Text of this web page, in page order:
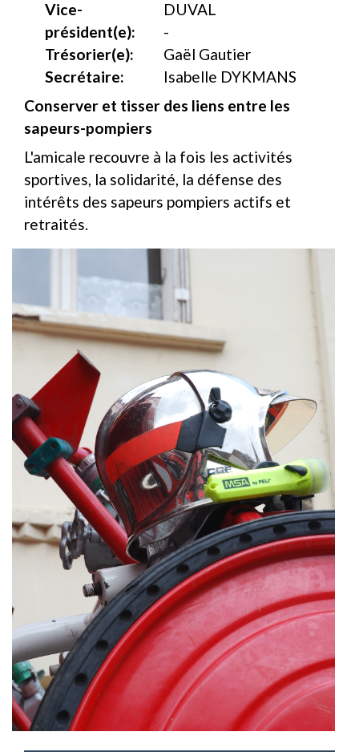
Vice-
président(e):
Trésorier(e):
Secrétaire:
DUVAL
-
Gaël Gautier
Isabelle DYKMANS
Conserver et tisser des liens entre les
sapeurs-pompiers
L'amicale recouvre à la fois les activités
sportives, la solidarité, la défense des
intérêts des sapeurs pompiers actifs et
retraités.